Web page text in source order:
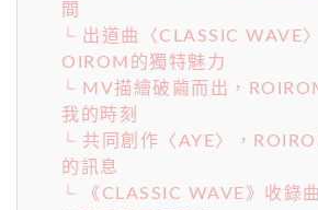
間
└ 出道曲〈CLASSIC WAVE
OIROM的獨特魅力
└ MV描繪破繭而出，
我的時刻
└ 共同創作〈AYE〉，
的訊息
└ 《CLASSIC WAVE》收錄